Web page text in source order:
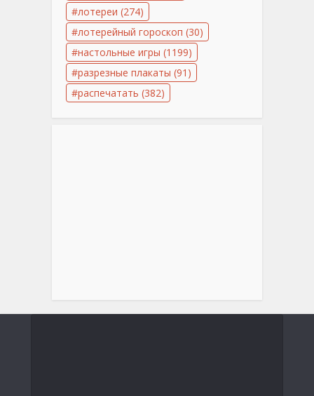
лотереи (274)
лотерейный гороскоп (30)
настольные игры (1199)
разрезные плакаты (91)
распечатать (382)